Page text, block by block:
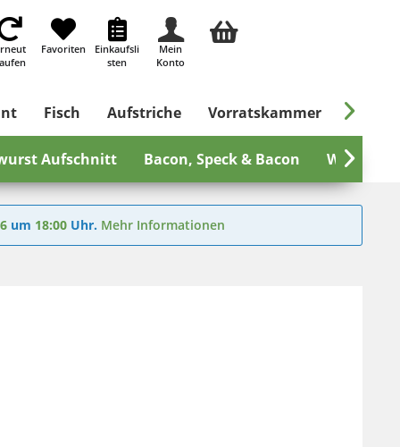
Favoriten
Einkaufsli
sten
Mein
Konto
Fisch Aufstriche Vorratskammer Süßes
Aufschnitt Bacon, Speck & Bacon Wurst


um 18:00 Uhr. Mehr Informationen